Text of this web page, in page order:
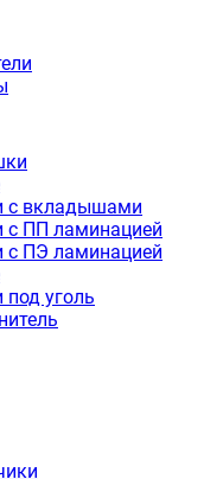
с вкладышами
ПП ламинацией
ПЭ ламинацией
уголь